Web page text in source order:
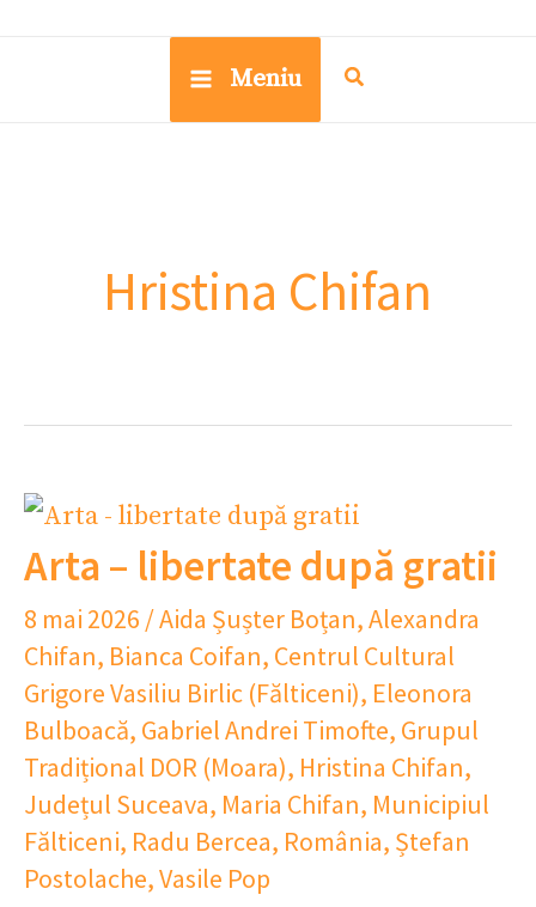
Meniu
Hristina Chifan
Arta – libertate după gratii
8 mai 2026 /Aida Șușter Boțan,Alexandra
Chifan, Bianca Coifan, Centrul Cultural
Grigore Vasiliu Birlic (Fălticeni), Eleonora
Bulboacă, Gabriel Andrei Timofte, Grupul
Tradițional DOR (Moara), Hristina Chifan,
Județul Suceava, Maria Chifan, Municipiul
Fălticeni, Radu Bercea, România, Ștefan
Postolache,Vasile Pop